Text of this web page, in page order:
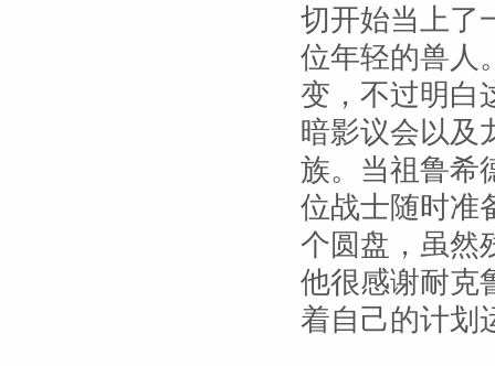
切开始当上了
位年轻的兽人
变，不过明白
暗影议会以及
族。当祖鲁希
位战士随时准
个圆盘，虽然
他很感谢耐克
着自己的计划